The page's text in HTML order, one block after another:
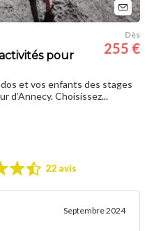
pour
Dès
255 €
et vos enfants des stages
d’Annecy. Choisissez...
22 avis
Septembre 2024